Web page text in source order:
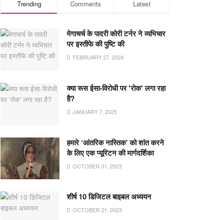
Trending Comments Latest
मेगाचर्च के पादरी कोरी टर्नर ने व्यभिचार
पर इस्तीफे की पुष्टि की
FEBRUARY 27, 2024
क्या रूस ईसा-विरोधी पर 'रोक' लगा रहा
है?
JANUARY 7, 2025
हमारे ‘आंतरिक नास्तिक’ को शांत करने
के लिए एक प्यूरिटन की मार्गदर्शिका
OCTOBER 31, 2023
शीर्ष 10 डिजिटल बाइबल अध्ययन
OCTOBER 21, 2023